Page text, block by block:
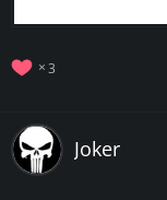
3
Joker